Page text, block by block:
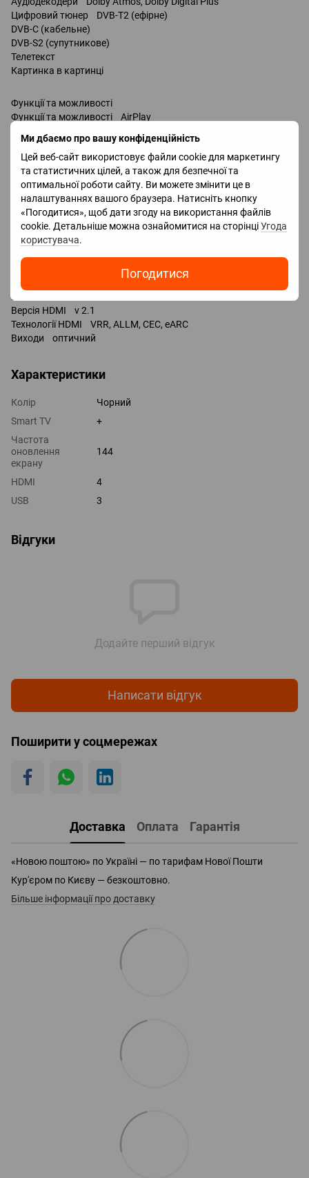
Ми дбаємо про вашу конфіденційність
Цей веб-сайт використовує файли cookie для маркетингу
та статистичних цілей, а також для безпечної та
оптимальної роботи сайту. Ви можете змінити це в
налаштуваннях вашого браузера. Натисніть кнопку
«Погодитися», щоб дати згоду на використання файлів
cookie. Детальніше можна ознайомитися на сторінціУгода
користувача.
Погодитися
Цифровий тюнер DVB-T2 (ефірне)
DVB-C (кабельне)
DVB-S2 (супутникове)
Телетекст
Картинка в картинці
Функції та можливості
Функції та можливості AirPlay
запис телепередач
Miracast
Bluetooth v 5.2
підтримка DLNA
керування голосом
Amazon Alexa
Google Assistant
Bixby
Роз'єми
HDMI 4 шт
Версія HDMI v 2.1
Технології HDMI VRR, ALLM, CEC, eARC
Виходи оптичний
Характеристики
Колір
Чорний
Smart TV
+
Частота
оновлення
екрану
144
HDMI
4
USB
3
Відгуки
Додайте перший відгук
Написати відгук
Поширити у соцмережах
Доставка Оплата Гарантія
«Новою поштою» по Україні — по тарифам Нової Пошти
Кур'єром по Києву — безкоштовно.
Більше інформації про доставку